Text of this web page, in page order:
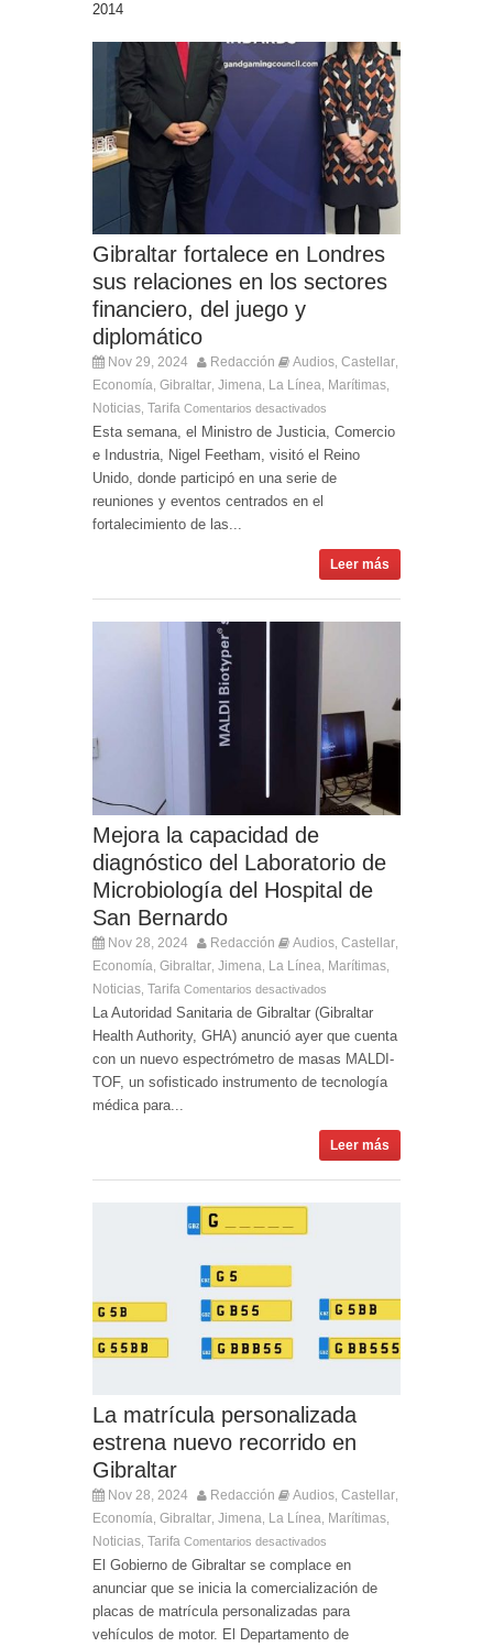
2014
Gibraltar fortalece en Londres
sus relaciones en los sectores
financiero, del juego y
diplomático
Nov 29, 2024 Redacción Audios, Castellar,
Economía, Gibraltar, Jimena, La Línea, Marítimas,
Noticias, Tarifa Comentarios desactivados
Esta semana, el Ministro de Justicia, Comercio
e Industria, Nigel Feetham, visitó el Reino
Unido, donde participó en una serie de
reuniones y eventos centrados en el
fortalecimiento de las...
Leer más
Mejora la capacidad de
diagnóstico del Laboratorio de
Microbiología del Hospital de
San Bernardo
Nov 28, 2024 Redacción Audios Castellar
Economía Gibraltar Jimena La Línea Marítimas
Noticias Tarifa Comentarios desactivados
La Autoridad Sanitaria de Gibraltar (Gibraltar
Health Authority, GHA) anunció ayer que cuenta
con un nuevo espectrómetro de masas MALDI-
TOF, un sofisticado instrumento de tecnología
médica para...
Leer más
La matrícula personalizada
estrena nuevo recorrido en
Gibraltar
Nov 28, 2024 Redacción Audios Castellar
Economía Gibraltar Jimena La Línea Marítimas
Noticias Tarifa Comentarios desactivados
El Gobierno de Gibraltar se complace en
anunciar que se inicia la comercialización de
placas de matrícula personalizadas para
vehículos de motor. El Departamento de